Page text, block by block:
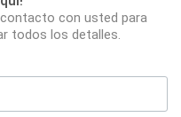
con usted para
todos los detalles.